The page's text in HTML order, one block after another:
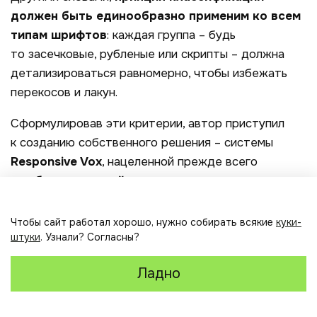
должен быть единообразно применим ко всем
типам шрифтов: каждая группа – будь
то засечковые, рубленые или скрипты – должна
детализироваться равномерно, чтобы избежать
перекосов и лакун.
Сформулировав эти критерии, автор приступил
к созданию собственного решения – системы
ResponsiveVox, нацеленной прежде всего
обучение дизайнеров и студентов-
Четырёхуровневая система
ResponsiveVox
Чтобы сайт работал хорошо, нужно собирать всякие куки-
штуки. Узнали? Согласны?
Ладно